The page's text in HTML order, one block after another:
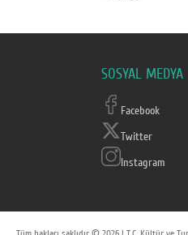
SOSYAL MEDYA
Facebook
Twitter
Instagram